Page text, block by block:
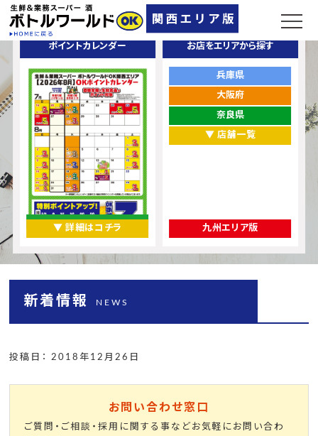
ポイントカレンダー
▼ 詳細はコチラ
お店をエリアから探す
兵庫県
大阪府
奈良県
▼ 店舗一覧
九州エリア版
新着情報 NEWS
投稿日： 2018年12月26日
お問い合わせ窓口
ご質問・ご相談・採用に関する事などお気軽にお問い合わ